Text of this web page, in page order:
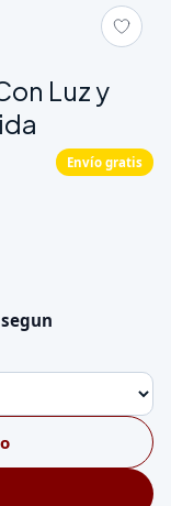
Luz y
Envío gratis